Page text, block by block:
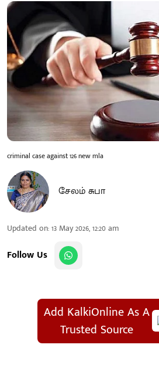
criminal case against 126 new mla
சேலம் சுபா
Updated on:13 May 2026, 12:20 am
Follow Us
Add KalkiOnline As A
Trusted Source